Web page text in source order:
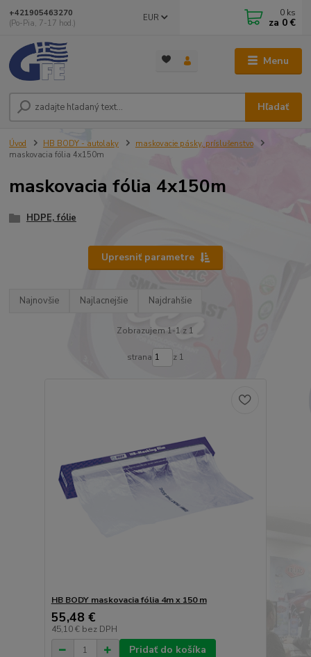
Menu
EUR
Hľadať
+421905463270
(Po-Pia, 7-17 hod.)
0 ks
za 0 €
Úvod HB BODY - autolaky
maskovacie pásky, príslušenstvo
maskovacia fólia 4x150m
maskovacia fólia 4x150m
HDPE, fólie
Upresniť parametre
Najnovšie Najlacnejšie Najdrahšie
Zobrazujem 1-1 z 1
strana z 1
HB BODY maskovacia fólia 4m x 150 m
55,48 €
45,10 € bez DPH
Pridať do košíka